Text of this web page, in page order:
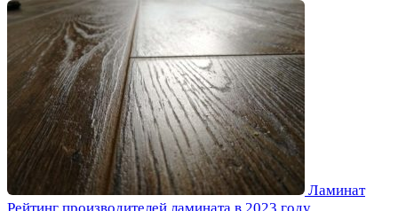
Ламинат
Рейтинг производителей ламината в 2023 году